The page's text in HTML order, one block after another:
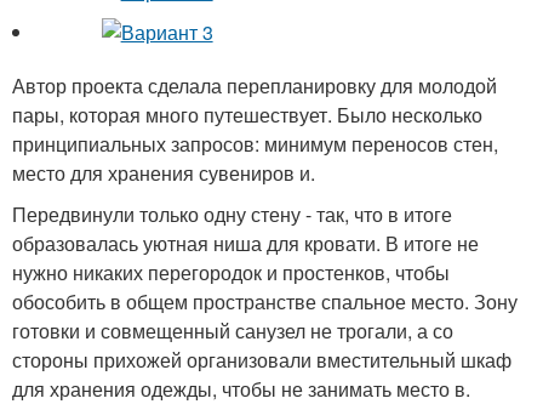
Автор проекта сделала перепланировку для молодой
пары, которая много путешествует. Было несколько
принципиальных запросов: минимум переносов стен,
место для хранения сувениров и.
Передвинули только одну стену - так, что в итоге
образовалась уютная ниша для кровати. В итоге не
нужно никаких перегородок и простенков, чтобы
обособить в общем пространстве спальное место. Зону
готовки и совмещенный санузел не трогали, а со
стороны прихожей организовали вместительный шкаф
для хранения одежды, чтобы не занимать место в.